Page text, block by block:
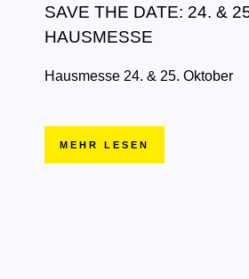
SAVE THE DATE: 24. &
HAUSMESSE
Hausmesse 24. & 25. Oktober
MEHR LESEN